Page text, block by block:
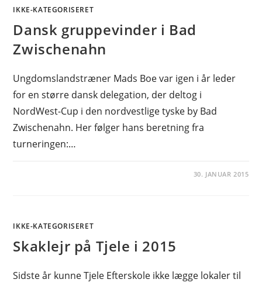
IKKE-KATEGORISERET
Dansk gruppevinder i Bad
Zwischenahn
Ungdomslandstræner Mads Boe var igen i år leder
for en større dansk delegation, der deltog i
NordWest-Cup i den nordvestlige tyske by Bad
Zwischenahn. Her følger hans beretning fra
turneringen:…
30. JANUAR 2015
IKKE-KATEGORISERET
Skaklejr på Tjele i 2015
Sidste år kunne Tjele Efterskole ikke lægge lokaler til